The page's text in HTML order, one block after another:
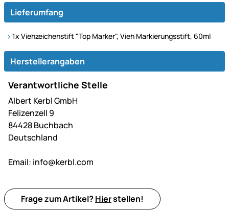
Lieferumfang
1x Viehzeichenstift "Top Marker", Vieh Markierungsstift, 60ml
Herstellerangaben
Verantwortliche Stelle
Albert Kerbl GmbH
Felizenzell 9
84428 Buchbach
Deutschland
Email: info@kerbl.com
Frage zum Artikel? Hierstellen!